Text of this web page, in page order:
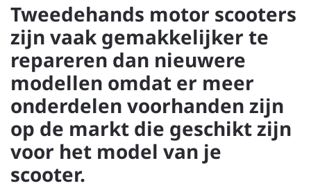
Tweedehands motor scooters
zijn vaak gemakkelijker te
repareren dan nieuwere
modellen omdat er meer
onderdelen voorhanden zijn
op de markt die geschikt zijn
voor het model van je
scooter.